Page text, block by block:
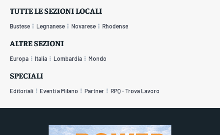
TUTTE LE SEZIONI LOCALI
Bustese Legnanese Novarese Rhodense
ALTRE SEZIONI
Europa Italia Lombardia Mondo
SPECIALI
Editoriali Eventi a Milano Partner RPQ - Trova Lavoro